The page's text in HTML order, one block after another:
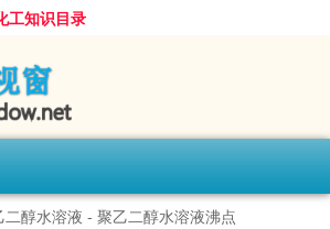
工知识目录
二醇水溶液 - 聚乙二醇水溶液沸点